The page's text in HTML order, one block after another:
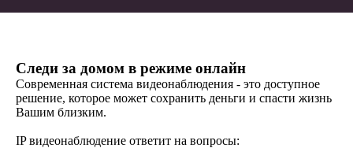
Следи за домом в режиме онлайн
Современная система видеонаблюдения - это доступное
решение, которое может сохранить деньги и спасти жизнь
Вашим близким.
IP видеонаблюдение ответит на вопросы: